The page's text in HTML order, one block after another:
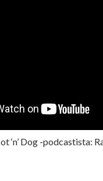
‘n’ Dog -podcastista: